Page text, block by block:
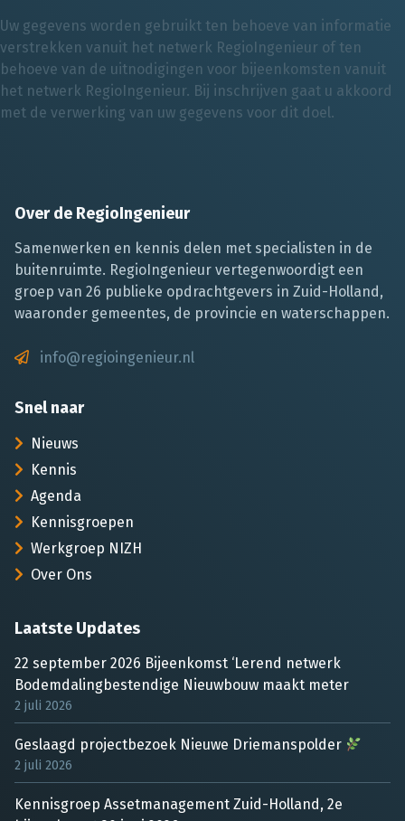
Uw gegevens worden gebruikt ten behoeve van informatie
verstrekken vanuit het netwerk RegioIngenieur of ten
behoeve van de uitnodigingen voor bijeenkomsten vanuit
het netwerk RegioIngenieur. Bij inschrijven gaat u akkoord
met de verwerking van uw gegevens voor dit doel.
Over de RegioIngenieur
Samenwerken en kennis delen met specialisten in de
buitenruimte. RegioIngenieur vertegenwoordigt een
groep van 26 publieke opdrachtgevers in Zuid-Holland,
waaronder gemeentes, de provincie en waterschappen.
info@regioingenieur.nl
Snel naar
Nieuws
Kennis
Agenda
Kennisgroepen
Werkgroep NIZH
Over Ons
Laatste Updates
22 september 2026 Bijeenkomst ‘Lerend netwerk
Bodemdalingbestendige Nieuwbouw maakt meter
2 juli 2026
Geslaagd projectbezoek Nieuwe Driemanspolder
2 juli 2026
Kennisgroep Assetmanagement Zuid-Holland, 2e